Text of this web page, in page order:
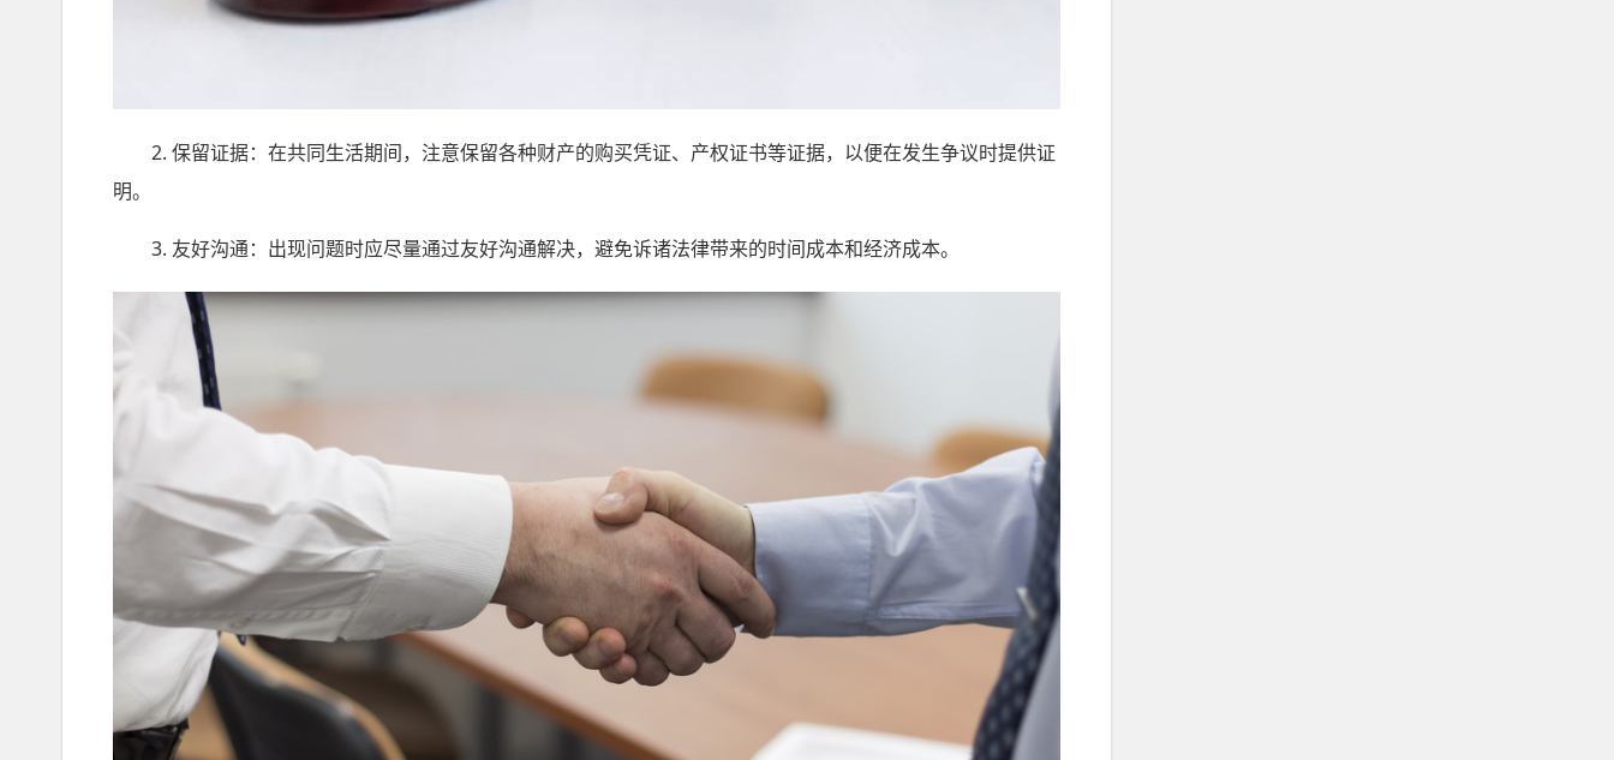
2. 保留证据：在共同生活期间，注意保留各种财产的购买凭证、产权证书等证据，以便在发生争议时提供证
明。
3. 友好沟通：出现问题时应尽量通过友好沟通解决，避免诉诸法律带来的时间成本和经济成本。